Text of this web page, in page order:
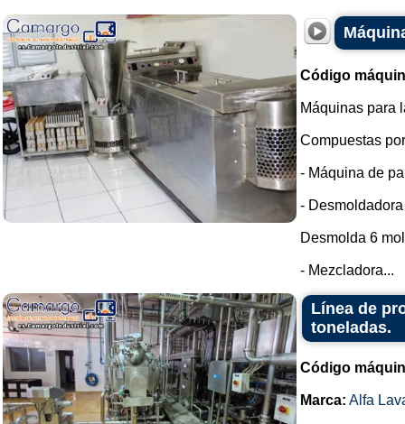
Código
Máquinas para
Compuestas
- Máquina de
-
Desmolda 6
- Mezcladora...
Línea de
toneladas.
Código
Marca: Alfa